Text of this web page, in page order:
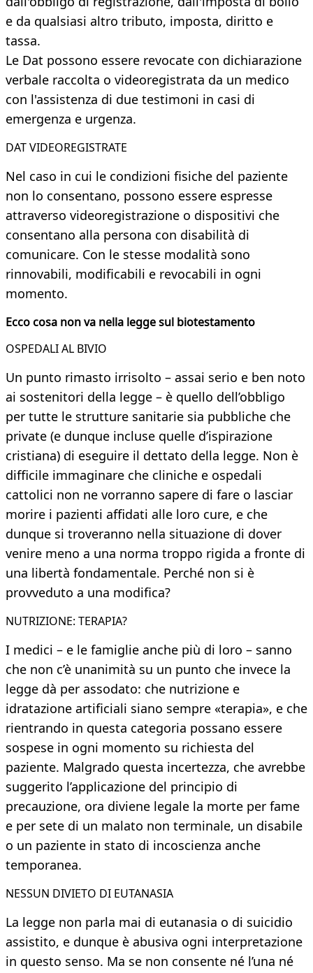
e da qualsiasi altro tributo, imposta, diritto e
tassa.
Le Dat possono essere revocate con dichiarazione
verbale raccolta o videoregistrata da un medico
con l'assistenza di due testimoni in casi di
emergenza e urgenza.
DAT VIDEOREGISTRATE
Nel caso in cui le condizioni fisiche del paziente
non lo consentano, possono essere espresse
attraverso videoregistrazione o dispositivi che
consentano alla persona con disabilità di
comunicare. Con le stesse modalità sono
rinnovabili, modificabili e revocabili in ogni
momento.
Ecco cosa non va nella legge sul biotestamento
OSPEDALI AL BIVIO
Un punto rimasto irrisolto – assai serio e ben noto
ai sostenitori della legge – è quello dell’obbligo
per tutte le strutture sanitarie sia pubbliche che
private (e dunque incluse quelle d’ispirazione
cristiana) di eseguire il dettato della legge. Non è
difficile immaginare che cliniche e ospedali
cattolici non ne vorranno sapere di fare o lasciar
morire i pazienti affidati alle loro cure, e che
dunque si troveranno nella situazione di dover
venire meno a una norma troppo rigida a fronte di
una libertà fondamentale. Perché non si è
provveduto a una modifica?
NUTRIZIONE: TERAPIA?
I medici – e le famiglie anche più di loro – sanno
che non c’è unanimità su un punto che invece la
legge dà per assodato: che nutrizione e
idratazione artificiali siano sempre «terapia», e che
rientrando in questa categoria possano essere
sospese in ogni momento su richiesta del
paziente. Malgrado questa incertezza, che avrebbe
suggerito l’applicazione del principio di
precauzione, ora diviene legale la morte per fame
e per sete di un malato non terminale, un disabile
o un paziente in stato di incoscienza anche
temporanea.
NESSUN DIVIETO DI EUTANASIA
La legge non parla mai di eutanasia o di suicidio
assistito, e dunque è abusiva ogni interpretazione
in questo senso. Ma se non consente né l’una né